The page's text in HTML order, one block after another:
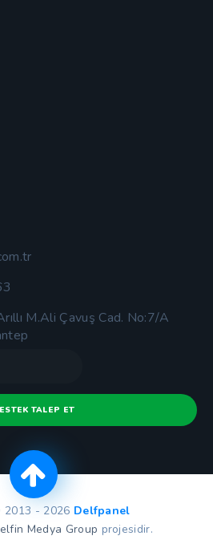
M.Ali Çavuş Cad. No:7/A
TALEP ET
2013 - 2026 Delfpanel
Medya Group projesidir.